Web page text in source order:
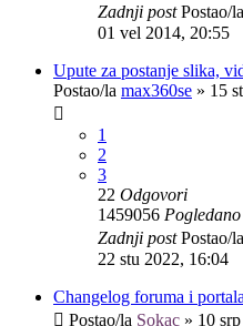
Zadnji postPostao/la
01 vel 2014, 20:55
Upute za postanje slika,
Postao/la max360se » 15
1
2
3
22 Odgovori
1459056 Pogledano
Zadnji postPostao/la
22 stu 2022, 16:04
Changelog foruma i portala
Postao/la Sokac » 10